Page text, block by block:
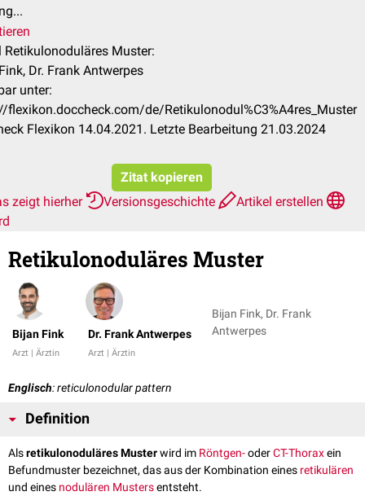
Retikulonoduläres Muster:
Dr. Frank Antwerpes
unter:
flexikon.doccheck.com/de/Retikulonodul%C3%A4res_Muster
Flexikon 14.04.2021. Letzte Bearbeitung 21.03.2024
Zitat kopieren
zeigt hierher
Versionsgeschichte
Artikel erstellen
Retikulonoduläres Muster
Bijan Fink
Arzt | Ärztin
Dr. Frank Antwerpes
Arzt | Ärztin
Bijan Fink, Dr. Frank
Antwerpes
Englisch: reticulonodular pattern
Definition
Alsretikulonoduläres Musterwird im Röntgen-oderCT-Thoraxein
Befundmuster bezeichnet, das aus der Kombination eines retikulären
und eines nodulären Mustersentsteht.